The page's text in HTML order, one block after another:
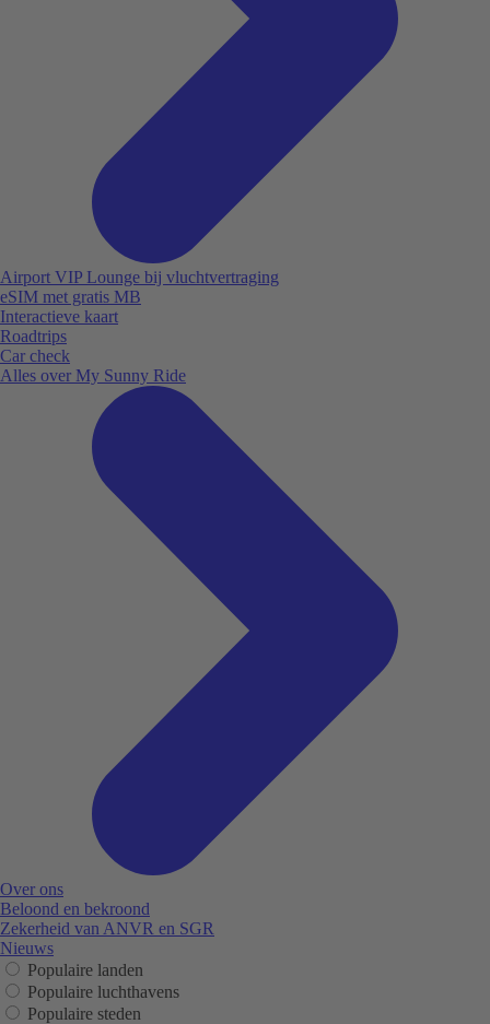
Airport VIP Lounge bij vluchtvertraging
eSIM met gratis MB
Interactieve kaart
Roadtrips
Car check
Alles over My Sunny Ride
Over ons
Beloond en bekroond
Zekerheid van ANVR en SGR
Nieuws
Populaire landen
Populaire luchthavens
Populaire steden